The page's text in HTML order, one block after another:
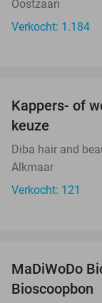
Oostzaan
Verkocht: 1.184
Kappers- of
keuze
Diba hair and
Alkmaar
Verkocht: 121
MaDiWoDo
Bioscoopbon